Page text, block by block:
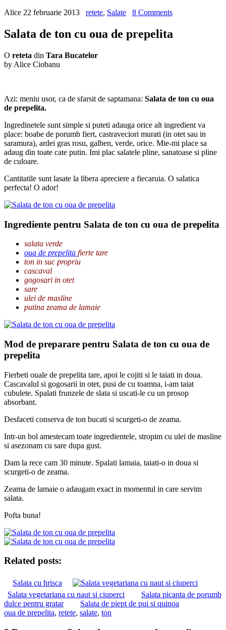
Alice 22 februarie 2013 retete, Salate 8 Comments
Salata de ton cu oua de prepelita
O reteta din Tara Bucatelor
by Alice Ciobanu
Azi: meniu usor, ca de sfarsit de saptamana: Salata de ton cu oua
de prepelita.
Ingredinetele sunt simple si puteti adauga orice alt ingredient va
place: boabe de porumb fiert, castraveciori murati (in otet sau in
saramura), ardei gras rosu, galben, verde, orice. Mie-mi place sa
adaug din toate cate putin. Imi plac salatele pline, sanatoase si pline
de culoare.
Cantitatile sunt lasate la libera apreciere a fiecaruia. O salatica
perfecta! O ador!
Ingrediente pentru Salata de ton cu oua de prepelita
salata verde
oua de prepelita fierte tare
ton in suc propriu
cascaval
gogosari in otet
sare
ulei de masline
putina zeama de lamaie
Mod de preparare pentru Salata de ton cu oua de
prepelita
Fierbeti ouale de prepelita tare, apoi le cojiti si le taiati in doua.
Cascavalul si gogosarii in otet, pusi de cu toamna, i-am taiat
cubulete. Spalati frunzele de slata si uscati-le cu un prosop
absorbant.
Desfaceti conserva de ton bucati si scurgeti-o de zeama.
Intr-un bol amestecam toate ingredientele, stropim cu ulei de masline
si asezonam cu sare dupa gust.
Dam la rece cam 30 minute. Spalati lamaia, taiati-o in doua si
scurgeti-o de zeama.
Zeama de lamaie o adaugam exact in momentul in care servim
salata.
Pofta buna!
Related posts:
Salata cu hrisca
Salata vegetariana cu naut si ciuperci
Salata picanta de porumb
dulce pentru gratar
Salata de piept de pui si quinoa
oua de prepelita, retete, salate, ton